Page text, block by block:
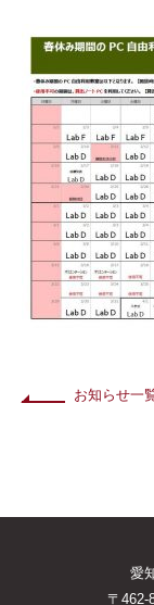
ア
お知らせ一
愛
〒462-